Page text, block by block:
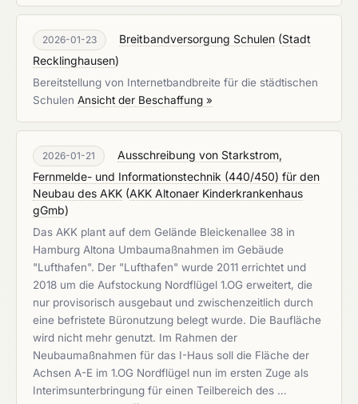
2026-01-23 Breitbandversorgung Schulen (Stadt
Recklinghausen)
Bereitstellung von Internetbandbreite für die städtischen
Schulen Ansicht der Beschaffung »
2026-01-21
Ausschreibung von Starkstrom,
Fernmelde- und Informationstechnik (440/450) für den
Neubau des AKK (AKK Altonaer Kinderkrankenhaus
gGmb)
Das AKK plant auf dem Gelände Bleickenallee 38 in
Hamburg Altona Umbaumaßnahmen im Gebäude
"Lufthafen". Der "Lufthafen" wurde 2011 errichtet und
2018 um die Aufstockung Nordflügel 1.OG erweitert, die
nur provisorisch ausgebaut und zwischenzeitlich durch
eine befristete Büronutzung belegt wurde. Die Baufläche
wird nicht mehr genutzt. Im Rahmen der
Neubaumaßnahmen für das I-Haus soll die Fläche der
Achsen A-E im 1.OG Nordflügel nun im ersten Zuge als
Interimsunterbringung für einen Teilbereich des …